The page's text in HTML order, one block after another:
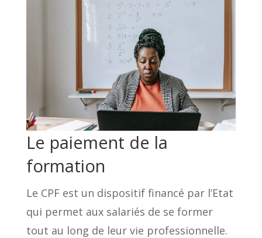
Le paiement de la
formation
Le CPF est un dispositif financé par l’Etat
qui permet aux salariés de se former
tout au long de leur vie professionnelle.